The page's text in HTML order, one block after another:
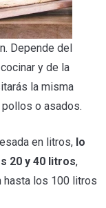
Depende del
y de la
la misma
o asados.
en litros, lo
20 y 40 litros,
hasta los 100 litros